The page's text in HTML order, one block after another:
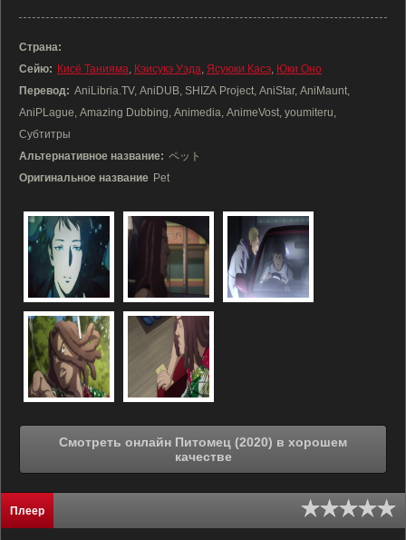
Страна:
Сейю: Кисё Танияма, Кэисукэ Уэда, Ясуюки Касэ, Юки Оно
Перевод: AniLibria.TV, AniDUB, SHIZA Project, AniStar, AniMaunt,
AniPLague, Amazing Dubbing, Animedia, AnimeVost, youmiteru,
Субтитры
Альтернативное название: ペット
Оригинальное название Pet
Смотреть онлайн Питомец (2020) в хорошем
качестве
Плеер